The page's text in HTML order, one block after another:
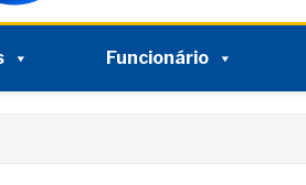
Funcionário